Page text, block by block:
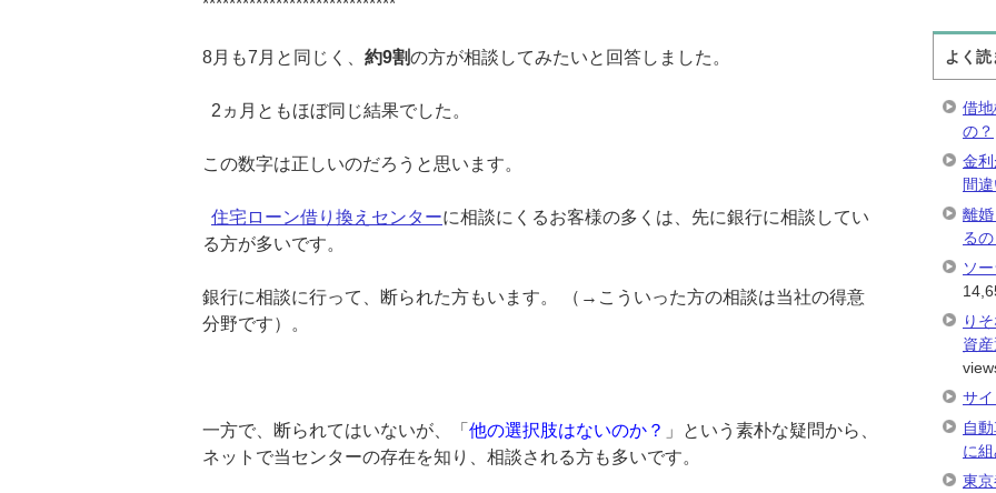
8月も7月と同じく、 約9割の方が相談してみたいと回答しました。
2ヵ月ともほぼ同じ結果でした。
この数字は正しいのだろうと思います。
住宅ローン借り換えセンターに相談にくるお客様の多くは、先に銀行に相談してい
る方が多いです。
銀行に相談に行って、断られた方もいます。 （→こういった方の相談は当社の得意
分野です）。
一方で、断られてはいないが、「 他の選択肢はないのか？ 」という素朴な疑問から、
ネットで当センターの存在を知り、相談される方も多いです。
よく
借
の？
金
間
離
る
ソ
り
資
サ
自
に
東